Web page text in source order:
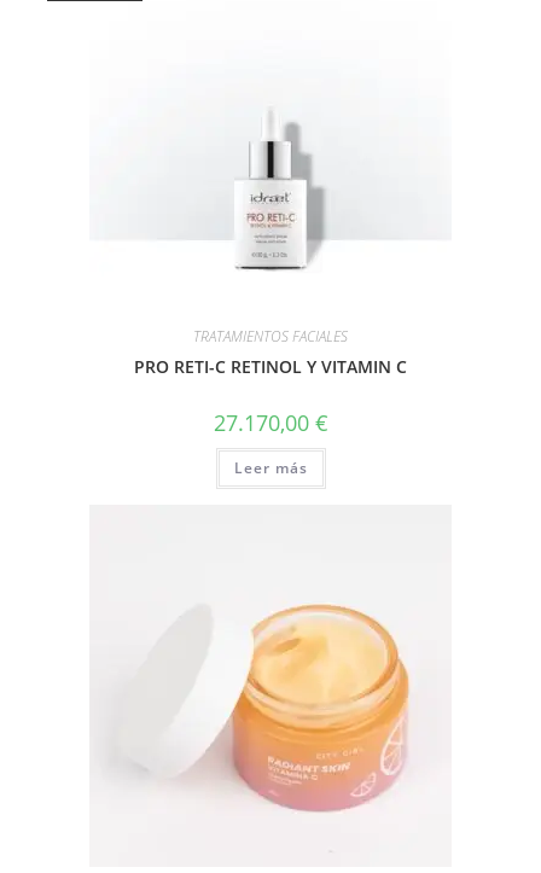
TRATAMIENTOS FACIALES
PRO RETI-C RETINOL Y VITAMIN C
27.170,00 €
Leer más